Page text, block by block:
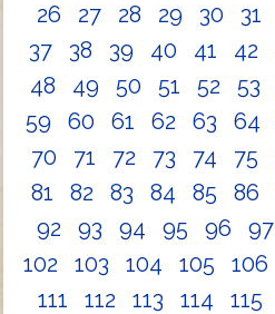
26
27 28 29 30 31
37
38 39 40 41 42
48
49 50 51 52 53
59
60 61 62 63 64
70
71 72 73 74 75
81
82 83 84 85 86
92
93 94 95 96 97
102
103 104 105 106
111
112 113 114 115